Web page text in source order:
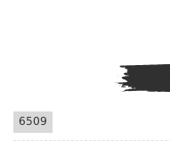
6509